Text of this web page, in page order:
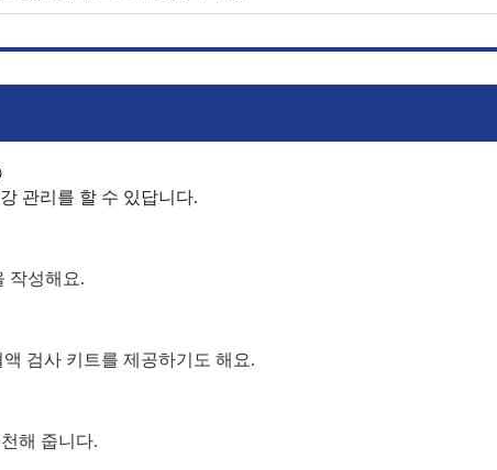
관리를 할 수 있답니다.
작성해요.
검사 키트를 제공하기도 해요.
해 줍니다.